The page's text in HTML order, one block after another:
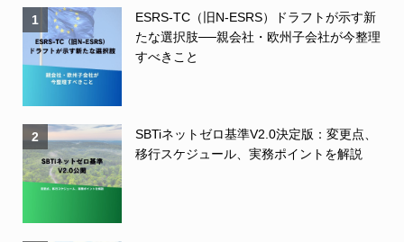
1
ESRS-TC（旧N-ESRS）ドラフトが示す新
たな選択肢──親会社・欧州子会社が今整理
すべきこと
2
SBTiネットゼロ基準V2.0決定版：変更点、
移行スケジュール、実務ポイントを解説